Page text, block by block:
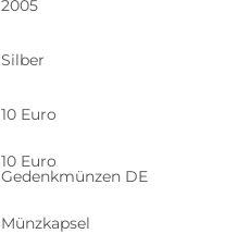
2005
Silber
10 Euro
10 Euro
Gedenkmünzen DE
Münzkapsel